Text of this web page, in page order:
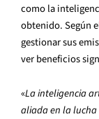
como la
obtenido. Según
gestionar sus
ver beneficios
«La inteligencia
aliada en la